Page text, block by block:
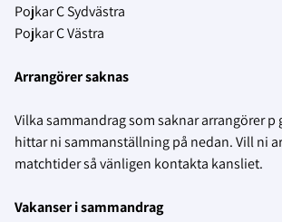
Pojkar C Sydvästra
Pojkar C Västra
Arrangörer saknas
Vilka sammandrag som saknar arrangörer p
hittar ni sammanställning på nedan. Vill ni
matchtider så vänligen kontakta kansliet.
Vakanser i sammandrag